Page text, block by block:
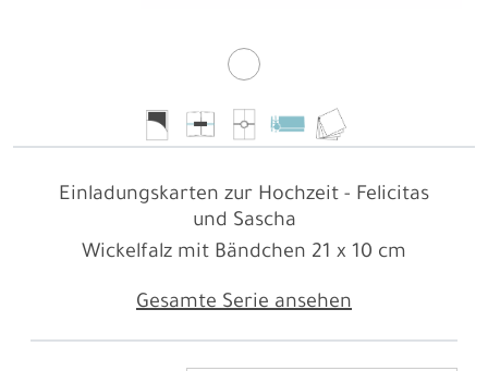
Einladungskarten zur Hochzeit - Felicitas
und Sascha
Gesamte Serie ansehen
Wickelfalz mit Bändchen 21 x 10 cm